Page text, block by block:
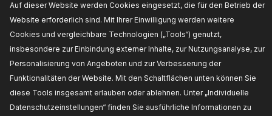
Auf dieser Website werden Cookies eingesetzt, die für den Betrieb der
Website erforderlich sind. Mit Ihrer Einwilligung werden weitere
Cookies und vergleichbare Technologien („Tools“) genutzt,
insbesondere zur Einbindung externer Inhalte, zur Nutzungsanalyse, zur
Personalisierung von Angeboten und zur Verbesserung der
Funktionalitäten der Website. Mit den Schaltflächen unten können Sie
diese Tools insgesamt erlauben oder ablehnen. Unter „Individuelle
Datenschutzeinstellungen“ finden Sie ausführliche Informationen zu
KOMPATIBLE TEILE